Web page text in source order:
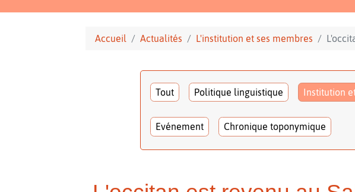
Accueil Actualités L'institution et ses membres
Tout Politique linguistique Institution
Evénement Chronique toponymique